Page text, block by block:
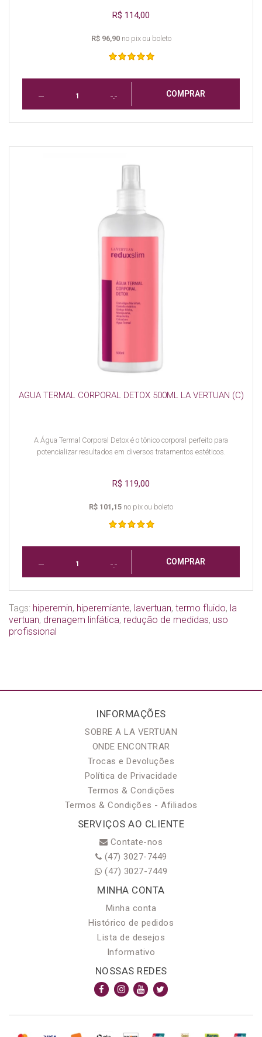
R$ 114,00
R$ 96,90no pix ou boleto
COMPRAR
AGUA TERMAL CORPORAL DETOX 500ML LA VERTUAN (C)
A Água Termal Corporal Detox é o tônico corporal perfeito para
potencializar resultados em diversos tratamentos estéticos.
R$ 119,00
R$ 101,15 no pix ou boleto
COMPRAR
Tags: hiperemin, hiperemiante, lavertuan, termo fluido, la
vertuan, drenagem linfática, redução de medidas, uso
profissional
INFORMAÇÕES
SOBRE A LA VERTUAN
ONDE ENCONTRAR
Trocas e Devoluções
Política de Privacidade
Termos & Condições
Termos & Condições - Afiliados
SERVIÇOS AO CLIENTE
Contate-nos
(47) 3027-7449
(47) 3027-7449
MINHA CONTA
Minha conta
Histórico de pedidos
Lista de desejos
Informativo
NOSSAS REDES